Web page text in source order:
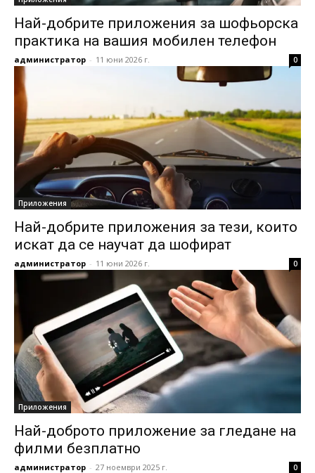
Най-добрите приложения за шофьорска
практика на вашия мобилен телефон
администратор - 11 юни 2026 г. 0
Приложения
Най-добрите приложения за тези, които
искат да се научат да шофират
администратор - 11 юни 2026 г. 0
Приложения
Най-доброто приложение за гледане на
филми безплатно
администратор - 27 ноември 2025 г. 0